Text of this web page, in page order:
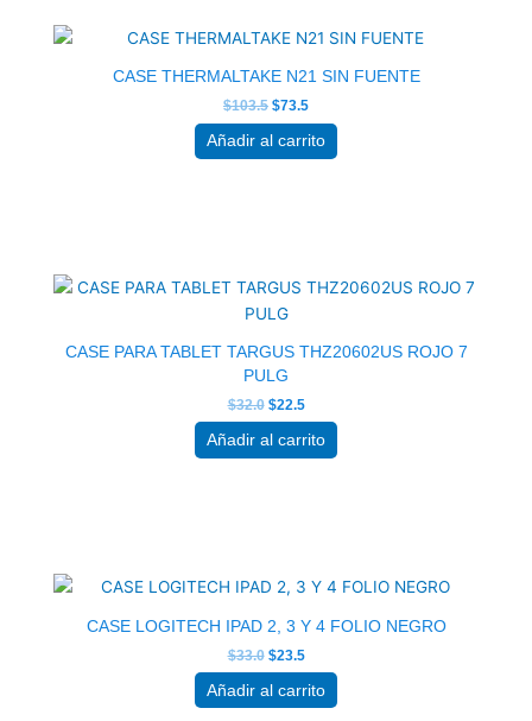
CASE THERMALTAKE N21 SIN FUENTE
$103.5
original
era:
$103.5.
$73.5
actual
es:
$73.5.
Añadir al carrito
CASE PARA TABLET TARGUS THZ20602US ROJO 7
PULG
$32.0
original
era:
$32.0.
$22.5
actual
es:
Añadir al carrito
CASE LOGITECH IPAD 2, 3 Y 4 FOLIO NEGRO
$33.0
original
era:
$23.5
actual
es:
Añadir al carrito